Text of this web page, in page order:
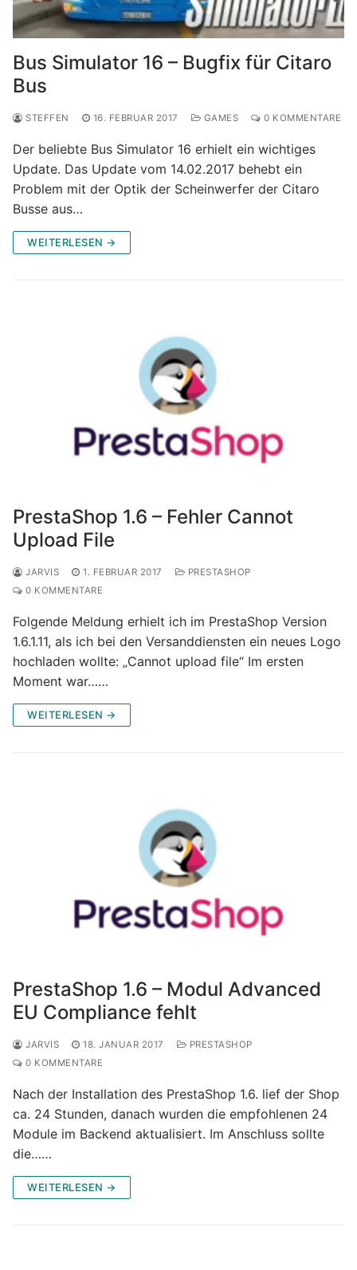
Bus Simulator 16 – Bugfix für Citaro
Bus
STEFFEN 16. FEBRUAR 2017 GAMES 0 KOMMENTARE
Der beliebte Bus Simulator 16 erhielt ein wichtiges
Update. Das Update vom 14.02.2017 behebt ein
Problem mit der Optik der Scheinwerfer der Citaro
Busse aus…
WEITERLESEN →
PrestaShop 1.6 – Fehler Cannot
Upload File
JARVIS 1. FEBRUAR 2017
PRESTASHOP
0 KOMMENTARE
Folgende Meldung erhielt ich im PrestaShop Version
1.6.1.11, als ich bei den Versanddiensten ein neues Logo
hochladen wollte: „Cannot upload file“ Im ersten
Moment war……
WEITERLESEN →
PrestaShop 1.6 – Modul Advanced
EU Compliance fehlt
JARVIS 18. JANUAR 2017
PRESTASHOP
0 KOMMENTARE
Nach der Installation des PrestaShop 1.6. lief der Shop
ca. 24 Stunden, danach wurden die empfohlenen 24
Module im Backend aktualisiert. Im Anschluss sollte
die……
WEITERLESEN →